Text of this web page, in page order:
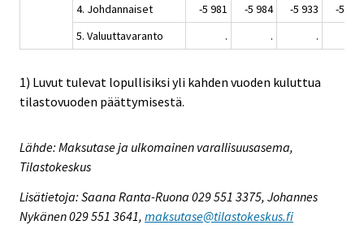
4. Johdannaiset
-5 981 -5 984 -5 933
-5 984
5. Valuuttavaranto
. . .
1) Luvut tulevat lopullisiksi yli kahden vuoden kuluttua
tilastovuoden päättymisestä.
Lähde: Maksutase ja ulkomainen varallisuusasema,
Tilastokeskus
Lisätietoja: Saana Ranta-Ruona 029 551 3375, Johannes
Nykänen 029 551 3641, maksutase@tilastokeskus.fi